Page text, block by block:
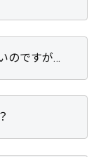
のですが…